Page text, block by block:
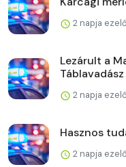
2 napja
Lezárult a
2 napja
Hasznos
2 napja